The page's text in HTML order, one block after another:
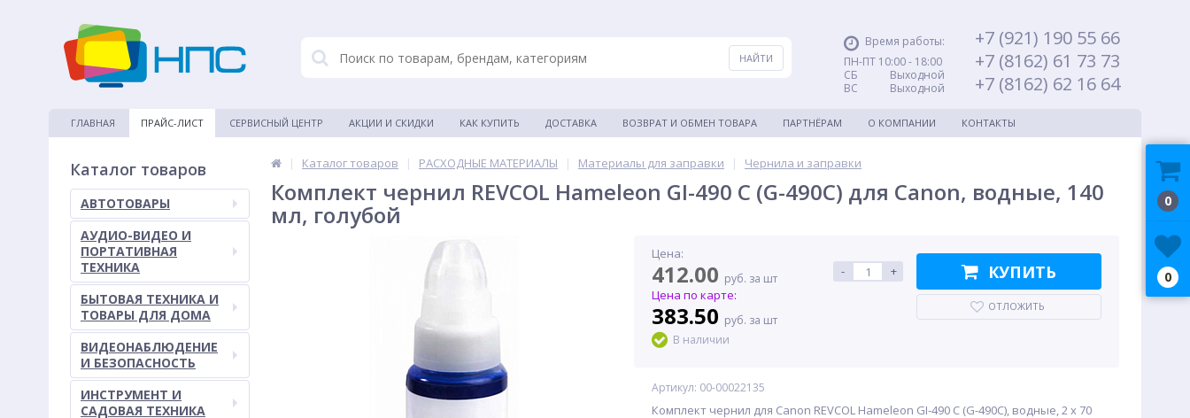
Время работы:
ПН-ПТ 10:00 - 18:00
СБ Выходной
ВС Выходной
+7 (921) 190 55 66
+7 (8162) 61 73 73
+7 (8162) 62 16 64
ГЛАВНАЯ ПРАЙС-ЛИСТ СЕРВИСНЫЙ ЦЕНТР АКЦИИ И СКИДКИ КАК КУПИТЬ ДОСТАВКА ВОЗВРАТ И ОБМЕН ТОВАРА ПАРТНЁРАМ О КОМПАНИИ КОНТАКТЫ
Каталог товаров
АВТОТОВАРЫ
АУДИО-ВИДЕО И
ПОРТАТИВНАЯ
ТЕХНИКА
БЫТОВАЯ ТЕХНИКА И
ТОВАРЫ ДЛЯ ДОМА
ВИДЕОНАБЛЮДЕНИЕ
И БЕЗОПАСНОСТЬ
ИНСТРУМЕНТ И
САДОВАЯ ТЕХНИКА
| Каталог товаров | РАСХОДНЫЕ МАТЕРИАЛЫ | Материалы для заправки | Чернила и заправки
Комплект чернил REVCOL Hameleon GI-490 C (G-490C) для Canon, водные, 140
мл, голубой
Цена:
412.00 руб. за шт
Цена по карте:
383.50 руб. за шт
В наличии
- + КУПИТЬ
ОТЛОЖИТЬ
Артикул: 00-00022135
Комплект чернил для Canon REVCOL Hameleon GI-490 C (G-490C), водные, 2 x 70
0
0